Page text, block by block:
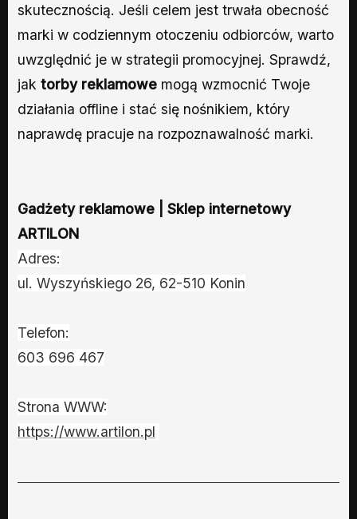
skutecznością. Jeśli celem jest trwała obecność
marki w codziennym otoczeniu odbiorców, warto
uwzględnić je w strategii promocyjnej. Sprawdź,
jak torby reklamowe mogą wzmocnić Twoje
działania offline i stać się nośnikiem, który
naprawdę pracuje na rozpoznawalność marki.
Gadżety reklamowe | Sklep internetowy
ARTILON
Adres:
ul. Wyszyńskiego 26, 62-510 Konin
Telefon:
603 696 467
Strona WWW:
https://www.artilon.pl